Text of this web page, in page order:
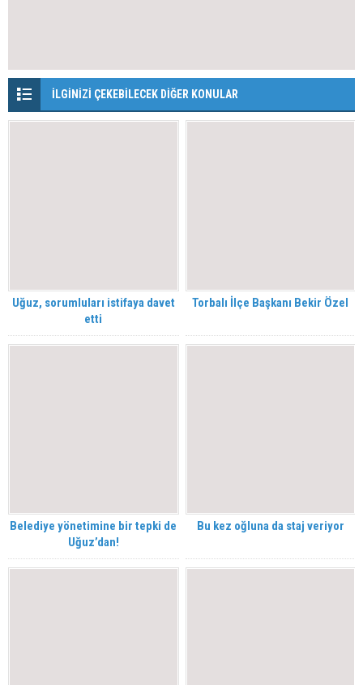
İLGİNİZİ ÇEKEBİLECEK DİĞER KONULAR
Uğuz, sorumluları istifaya davet
etti
Torbalı İlçe Başkanı Bekir Özel
Belediye yönetimine bir tepki de
Uğuz’dan!
Bu kez oğluna da staj veriyor